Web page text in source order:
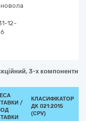
12-
3-х
/
КЛАСИФІКАТОР
ДК 021:2015
(CPV)